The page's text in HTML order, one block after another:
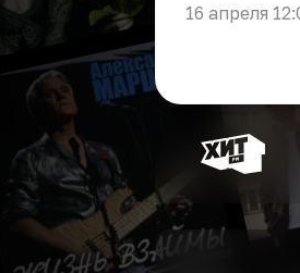
16 апреля